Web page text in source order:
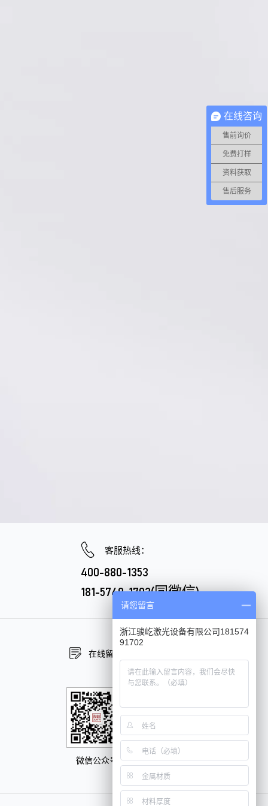
客服热线：
400-880-1353
181-5749-1702(同微信)
在线留言
微信公众号 抖音官方号
在线咨询
售前询价
免费打样
资料获取
售后服务
请您留言
浙江骏屹激光设备有限公司181574
91702